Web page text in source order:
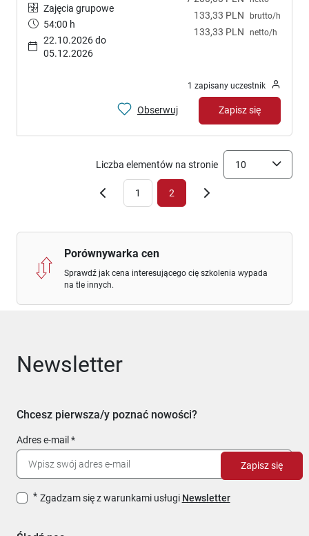
133,33 PLN brutto/h
133,33 PLN netto/h
Zajęcia grupowe
54:00 h
22.10.2026 do
05.12.2026
1 zapisany uczestnik
Obserwuj Zapisz się
1 2
Liczba elementów na stronie 10
Porównywarka cen
Sprawdź jak cena interesującego cię szkolenia wypada
na tle innych.
Newsletter
Chcesz pierwsza/y poznać nowości?
Adres e-mail
Zgadzam się z warunkami usługi Newsletter
Zapisz się